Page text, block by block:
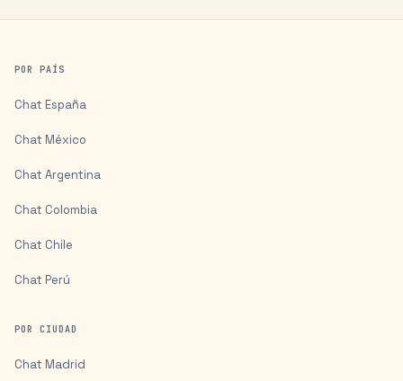
POR PAÍS
Chat España
Chat México
Chat Argentina
Chat Colombia
Chat Chile
Chat Perú
POR CIUDAD
Chat Madrid